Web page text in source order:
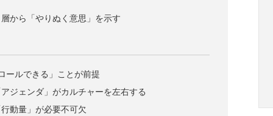
から「やりぬく意思」を示す
ールできる」ことが前提
ジェンダ」がカルチャーを左右する
動量」が必要不可欠